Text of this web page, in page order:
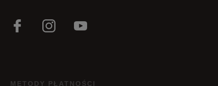
METODY PŁATNOŚCI